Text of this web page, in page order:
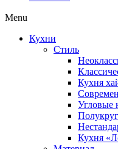
Menu
Кухни
Стиль
Кухня
Угловые
Кухня